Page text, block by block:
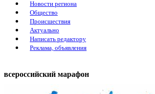
Новости региона
Общество
Происшествия
Актуально
Написать редактору
Реклама, объявления
всероссийский марафон